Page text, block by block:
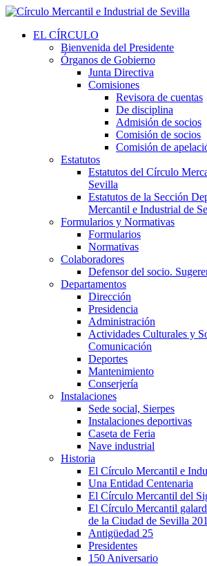
EL CÍRCULO
Bienvenida del Presidente
Órganos de Gobierno
Junta Directiva
Comisiones
Revisora de cuentas
De disciplina
Admisión de socios
Comisión de socios
Comisión de
Estatutos
Estatutos del Círculo
Sevilla
Estatutos de la Sección
Mercantil e Industrial de
Formularios y Normativas
Formularios
Normativas
Colaboradores
Defensor del socio.
Departamentos
Dirección
Presidencia
Administración
Actividades Culturales y
Comunicación
Deportes
Mantenimiento
Conserjería
Instalaciones
Sede social, Sierpes
Instalaciones deportivas
Caseta de Feria
Nave industrial
Historia
El Círculo Mercantil e
Una Entidad Centenaria
El Círculo Mercantil del
El Círculo Mercantil
de la Ciudad de Sevilla
Antigüedad 25
Presidentes
150 Aniversario